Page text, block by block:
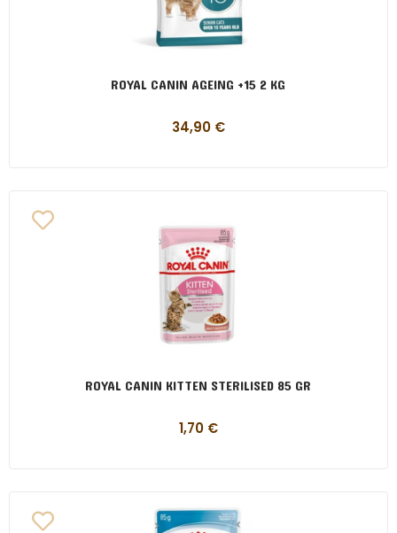
ROYAL CANIN AGEING +15 2 KG
34,90 €
ROYAL CANIN KITTEN STERILISED 85 GR
1,70 €